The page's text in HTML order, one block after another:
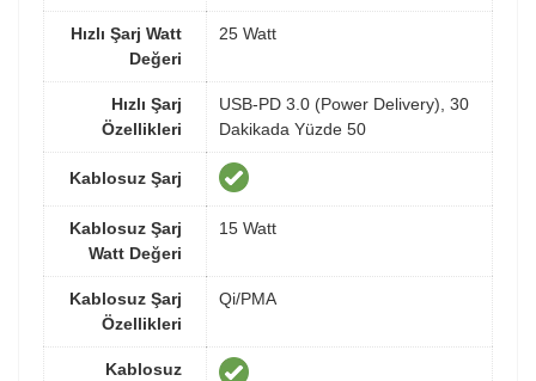
Hızlı Şarj Watt
Değeri
25 Watt
Hızlı Şarj
Özellikleri
USB-PD 3.0 (Power Delivery), 30
Dakikada Yüzde 50
Kablosuz Şarj
Kablosuz Şarj
Watt Değeri
15 Watt
Kablosuz Şarj
Özellikleri
Qi/PMA
Kablosuz